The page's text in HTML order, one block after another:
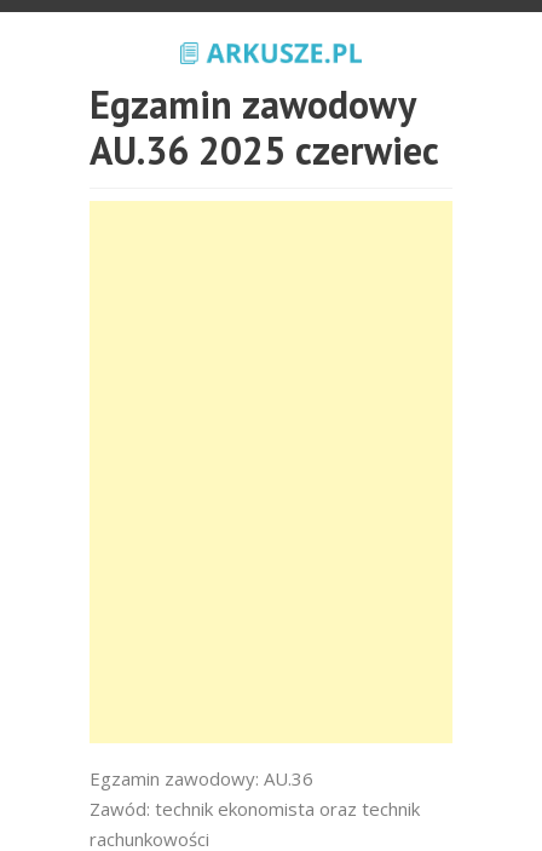
Egzamin zawodowy
AU.36 2025 czerwiec
Egzamin zawodowy: AU.36
Zawód: technik ekonomista oraz technik
rachunkowości